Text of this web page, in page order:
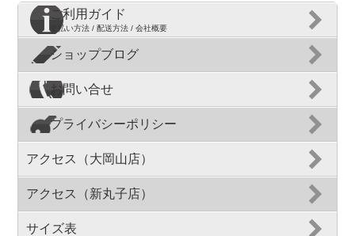
ご利用ガイド
支払い方法 / 配送方法 / 会社概要
ショップブログ
お問い合せ
プライバシーポリシー
アクセス（大岡山店）
アクセス（新丸子店）
サイズ表